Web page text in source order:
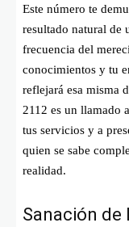
Este número te
resultado natural de
frecuencia del
conocimientos y tu
reflejará esa misma
2112 es un llamado
tus servicios y a
quien se sabe
realidad.
Sanación de